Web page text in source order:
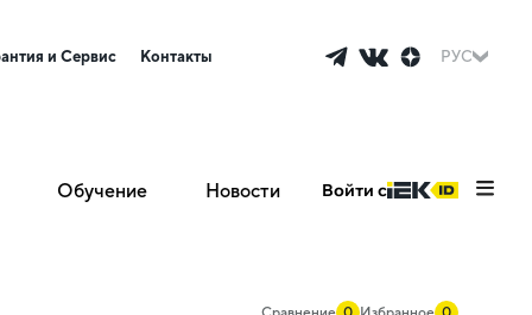
и Сервис Контакты РУС
Обучение Новости Войти с